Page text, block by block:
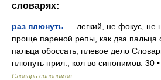
словарях:
раз плюнуть — легкий, не фокус, не
проще пареной репы, как два пальца
пальца обоссать, плевое дело
плюнуть прил., кол во синонимов: 30
Словарь синонимов